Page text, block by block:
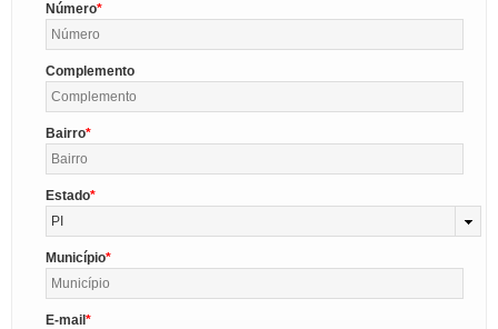
Número
Complemento
Bairro
Estado
PI
Município
E-mail